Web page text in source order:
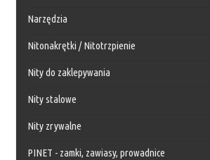
Narzędzia
Nitonakrętki / Nitotrzpienie
Nity do zaklepywania
Nity stalowe
Nity zrywalne
PINET - zamki, zawiasy, prowadnice